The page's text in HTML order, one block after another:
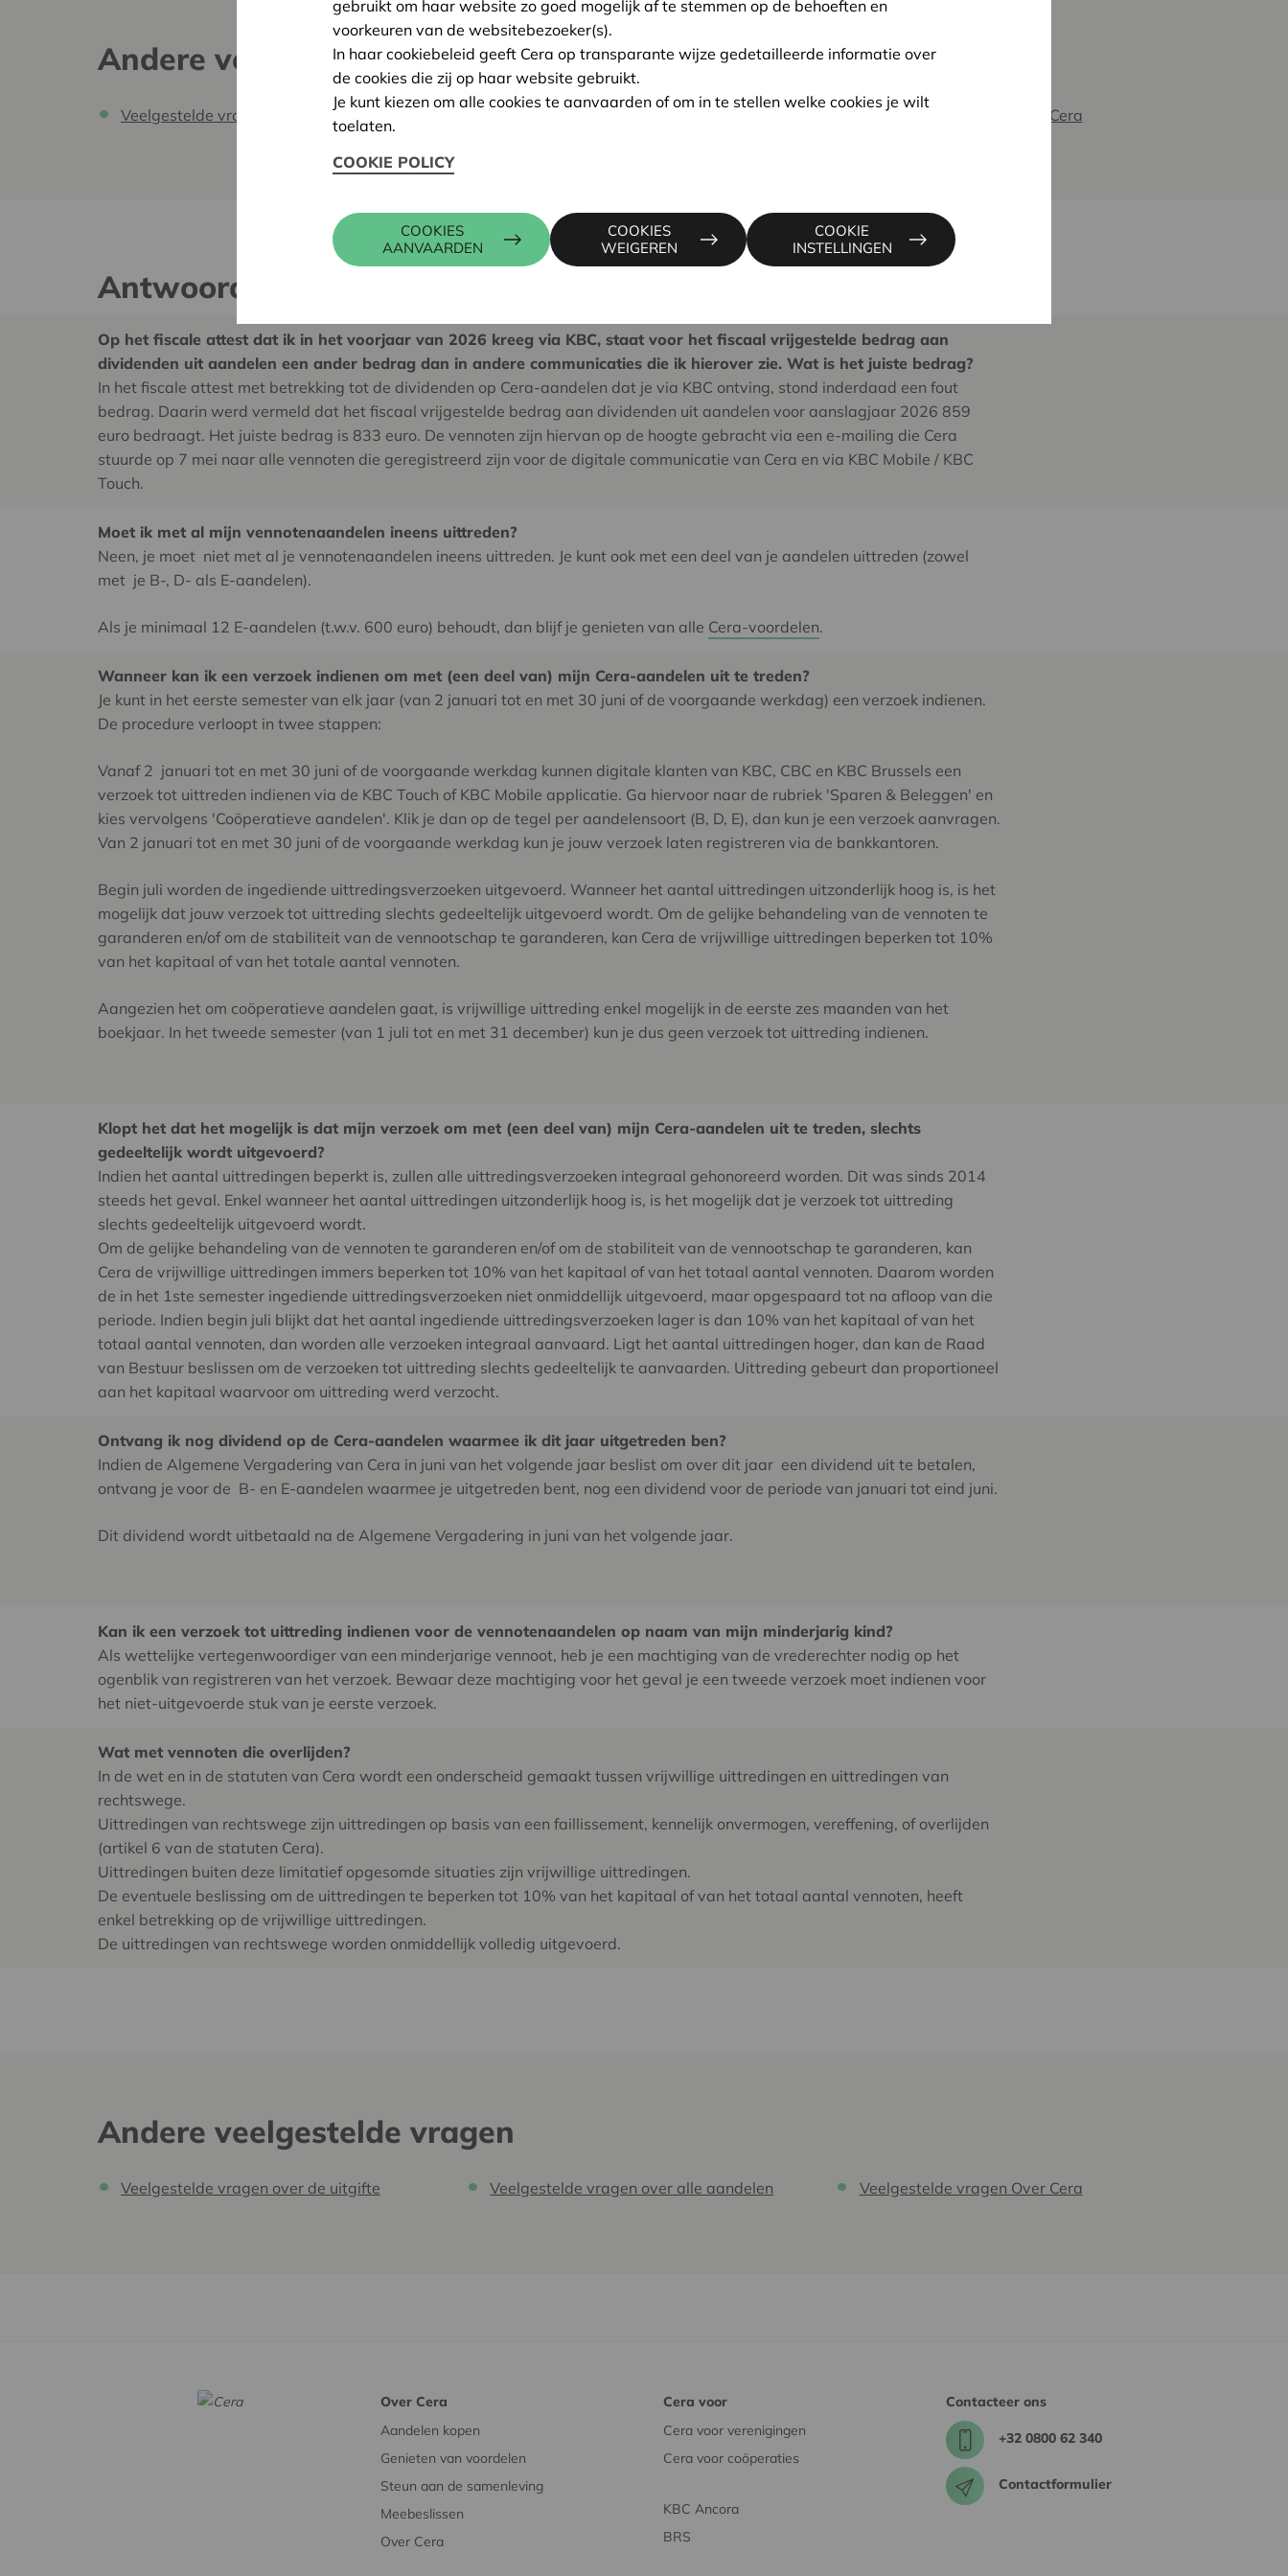
Andere veelgestelde vragen
Veelgestelde vragen over de uitgifte Veelgestelde vragen Over Cera
Antwoorden
Op het fiscale attest dat ik in het voorjaar van 2026 kreeg via KBC, staat voor het fiscaal vrijgestelde bedrag aan
dividenden uit aandelen een ander bedrag dan in andere communicaties die ik hierover zie. Wat is het juiste bedrag?
In het fiscale attest met betrekking tot de dividenden op Cera-aandelen dat je via KBC ontving, stond inderdaad een fout
bedrag. Daarin werd vermeld dat het fiscaal vrijgestelde bedrag aan dividenden uit aandelen voor aanslagjaar 2026 859
euro bedraagt. Het juiste bedrag is 833 euro. De vennoten zijn hiervan op de hoogte gebracht via een e-mailing die Cera
stuurde op 7 mei naar alle vennoten die geregistreerd zijn voor de digitale communicatie van Cera en via KBC Mobile / KBC
Touch.
Moet ik met al mijn vennotenaandelen ineens uittreden?
Neen, je moet niet met al je vennotenaandelen ineens uittreden. Je kunt ook met een deel van je aandelen uittreden (zowel
met je B-, D- als E-aandelen).
Als je minimaal 12 E-aandelen (t.w.v. 600 euro) behoudt, dan blijf je genieten van alle Cera-voordelen.
Wanneer kan ik een verzoek indienen om met (een deel van) mijn Cera-aandelen uit te treden?
Je kunt in het eerste semester van elk jaar (van 2 januari tot en met 30 juni of de voorgaande werkdag) een verzoek indienen.
De procedure verloopt in twee stappen:
Vanaf 2 januari tot en met 30 juni of de voorgaande werkdag kunnen digitale klanten van KBC, CBC en KBC Brussels een
verzoek tot uittreden indienen via de KBC Touch of KBC Mobile applicatie. Ga hiervoor naar de rubriek 'Sparen & Beleggen' en
kies vervolgens 'Coöperatieve aandelen'. Klik je dan op de tegel per aandelensoort (B, D, E), dan kun je een verzoek aanvragen.
Van 2 januari tot en met 30 juni of de voorgaande werkdag kun je jouw verzoek laten registreren via de bankkantoren.
Begin juli worden de ingediende uittredingsverzoeken uitgevoerd. Wanneer het aantal uittredingen uitzonderlijk hoog is, is het
mogelijk dat jouw verzoek tot uittreding slechts gedeeltelijk uitgevoerd wordt. Om de gelijke behandeling van de vennoten te
garanderen en/of om de stabiliteit van de vennootschap te garanderen, kan Cera de vrijwillige uittredingen beperken tot 10%
van het kapitaal of van het totale aantal vennoten.
Aangezien het om coöperatieve aandelen gaat, is vrijwillige uittreding enkel mogelijk in de eerste zes maanden van het
boekjaar. In het tweede semester (van 1 juli tot en met 31 december) kun je dus geen verzoek tot uittreding indienen.
Klopt het dat het mogelijk is dat mijn verzoek om met (een deel van) mijn Cera-aandelen uit te treden, slechts
gedeeltelijk wordt uitgevoerd?
Indien het aantal uittredingen beperkt is, zullen alle uittredingsverzoeken integraal gehonoreerd worden. Dit was sinds 2014
steeds het geval. Enkel wanneer het aantal uittredingen uitzonderlijk hoog is, is het mogelijk dat je verzoek tot uittreding
slechts gedeeltelijk uitgevoerd wordt.
Om de gelijke behandeling van de vennoten te garanderen en/of om de stabiliteit van de vennootschap te garanderen, kan
Cera de vrijwillige uittredingen immers beperken tot 10% van het kapitaal of van het totaal aantal vennoten. Daarom worden
de in het 1ste semester ingediende uittredingsverzoeken niet onmiddellijk uitgevoerd, maar opgespaard tot na afloop van die
periode. Indien begin juli blijkt dat het aantal ingediende uittredingsverzoeken lager is dan 10% van het kapitaal of van het
totaal aantal vennoten, dan worden alle verzoeken integraal aanvaard. Ligt het aantal uittredingen hoger, dan kan de Raad
van Bestuur beslissen om de verzoeken tot uittreding slechts gedeeltelijk te aanvaarden. Uittreding gebeurt dan proportioneel
aan het kapitaal waarvoor om uittreding werd verzocht.
Ontvang ik nog dividend op de Cera-aandelen waarmee ik dit jaar uitgetreden ben?
Indien de Algemene Vergadering van Cera in juni van het volgende jaar beslist om over dit jaar een dividend uit te betalen,
ontvang je voor de B- en E-aandelen waarmee je uitgetreden bent, nog een dividend voor de periode van januari tot eind juni.
Dit dividend wordt uitbetaald na de Algemene Vergadering in juni van het volgende jaar.
Kan ik een verzoek tot uittreding indienen voor de vennotenaandelen op naam van mijn minderjarig kind?
Als wettelijke vertegenwoordiger van een minderjarige vennoot, heb je een machtiging van de vrederechter nodig op het
ogenblik van registreren van het verzoek. Bewaar deze machtiging voor het geval je een tweede verzoek moet indienen voor
het niet-uitgevoerde stuk van je eerste verzoek.
Wat met vennoten die overlijden?
In de wet en in de statuten van Cera wordt een onderscheid gemaakt tussen vrijwillige uittredingen en uittredingen van
rechtswege.
Uittredingen van rechtswege zijn uittredingen op basis van een faillissement, kennelijk onvermogen, vereffening, of overlijden
(artikel 6 van de statuten Cera).
Uittredingen buiten deze limitatief opgesomde situaties zijn vrijwillige uittredingen.
De eventuele beslissing om de uittredingen te beperken tot 10% van het kapitaal of van het totaal aantal vennoten, heeft
enkel betrekking op de vrijwillige uittredingen.
De uittredingen van rechtswege worden onmiddellijk volledig uitgevoerd.
Andere veelgestelde vragen
Veelgestelde vragen over de uitgifte Veelgestelde vragen over alle aandelen Veelgestelde vragen Over Cera
Over Cera
Aandelen kopen
Genieten van voordelen
Steun aan de samenleving
Meebeslissen
Over Cera
Cera voor
Cera voor verenigingen
Cera voor coöperaties
KBC Ancora
BRS
Contacteer ons
+32 0800 62 340
Contactformulier
gebruikt om haar website zo goed mogelijk af te stemmen op de behoeften en
voorkeuren van de websitebezoeker(s).
In haar cookiebeleid geeft Cera op transparante wijze gedetailleerde informatie over
de cookies die zij op haar website gebruikt.
Je kunt kiezen om alle cookies te aanvaarden of om in te stellen welke cookies je wilt
toelaten.
COOKIE POLICY
COOKIES
AANVAARDEN
COOKIES
WEIGEREN
COOKIE
INSTELLINGEN